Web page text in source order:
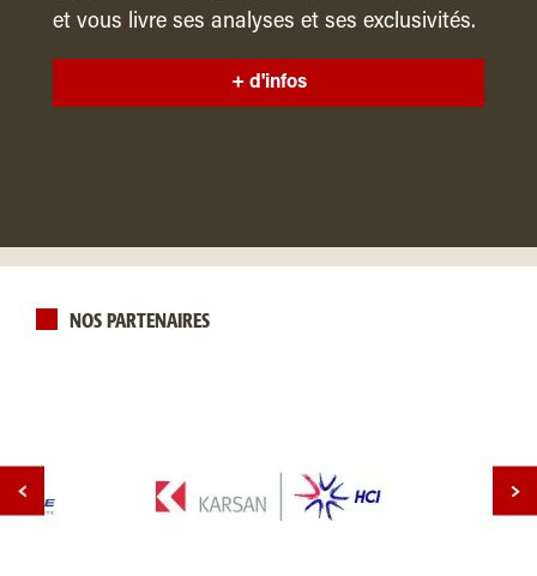
et vous livre ses analyses et ses exclusivités.
+ d'infos
NOS PARTENAIRES